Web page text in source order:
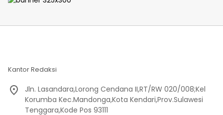
Kantor Redaksi
Jln. Lasandara,Lorong Cendana II,RT/RW 020/008;Kel
Korumba Kec.Mandonga,Kota Kendari,Prov.Sulawesi
Tenggara,Kode Pos 93111